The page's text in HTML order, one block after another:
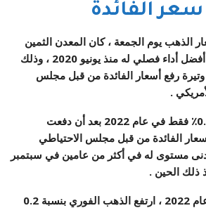
الفائدة
الذهب يوم الجمعة ، كان المعدن الثمين
في طريقه للإغلاق عند أفضل أداء فصلي له منذ يونيو 2020 ، وذلك
رفع أسعار الفائدة من قبل مجلس
.
انخفض الذهب بنسبة 0.5٪ فقط في عام 2022 بعد أن دفعت
الفائدة من قبل مجلس الاحتياطي
مستوى له في أكثر من عامين في سبتمبر
ذلك الحين .
في آخر يوم تداول في عام 2022 ، ارتفع الذهب الفوري بنسبة 0.2